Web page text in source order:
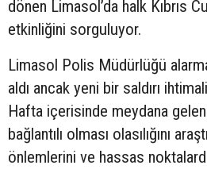
dönen Limasol’da halk Kıbrıs
etkinliğini sorguluyor.
Limasol Polis Müdürlüğü
aldı ancak yeni bir saldırı
Hafta içerisinde meydana gelen
bağlantılı olması olasılığını
önlemlerini ve hassas